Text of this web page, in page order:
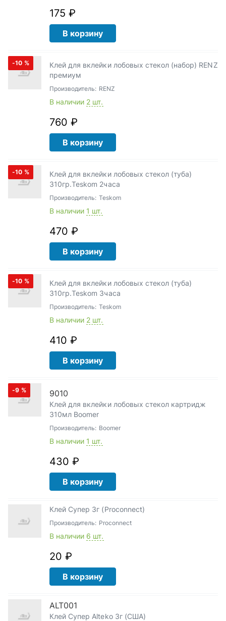
175 ₽
В корзину
-10 %
Клей для вклейки лобовых стекол (набор) RENZ
премиум
Производитель: RENZ
В наличии 2 шт.
760 ₽
В корзину
-10 %
Клей для вклейки лобовых стекол (туба)
310гр.Teskom 2часа
Производитель: Teskom
В наличии 1 шт.
470 ₽
В корзину
-10 %
Клей для вклейки лобовых стекол (туба)
310гр.Teskom 3часа
Производитель: Teskom
В наличии 2 шт.
410 ₽
В корзину
-9 % 9010
Клей для вклейки лобовых стекол картридж
310мл Boomer
Производитель: Boomer
В наличии 1 шт.
430 ₽
В корзину
Клей Супер 3г (Proconnect)
Производитель: Proconnect
В наличии 6 шт.
20 ₽
В корзину
ALT001
Клей Супер Alteko 3г (США)